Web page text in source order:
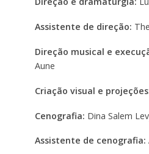
Assistente de direção:
Direção musical e
Aune
Criação visual e
Cenografia: Dina Salem
Assistente de cenografia: